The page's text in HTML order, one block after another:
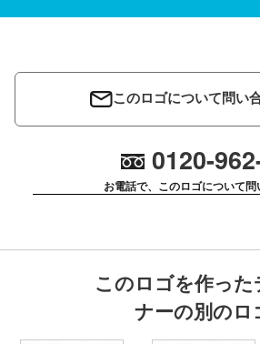
このロゴについて問い
0120-
お電話で、このロゴについて問
このロゴを作った
ナーの別のロ